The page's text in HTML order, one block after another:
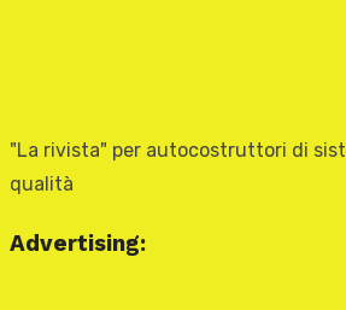
"La rivista" per autocostruttori di
qualità
Advertising: